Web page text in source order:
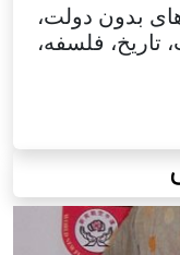
بدون دولت،
تاریخ، فلسفه،